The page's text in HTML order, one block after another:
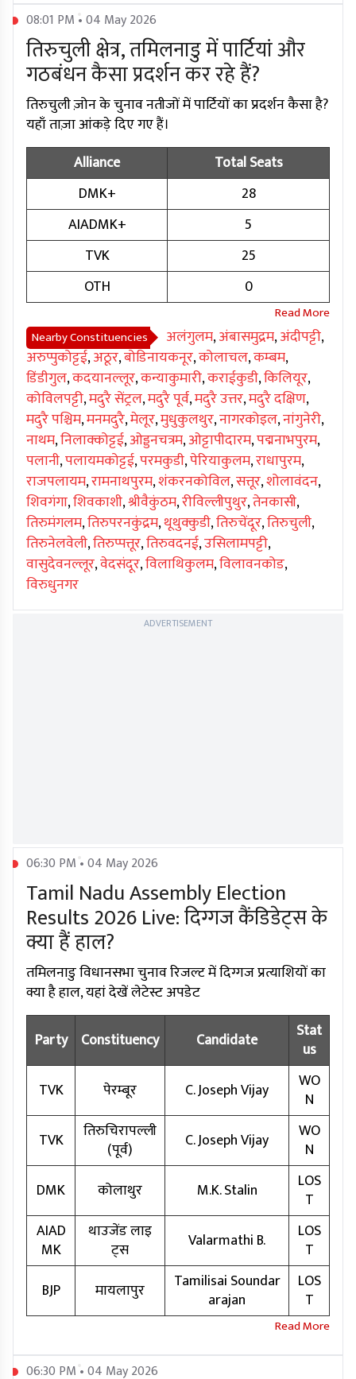
08:01 PM • 04 May 2026
तिरुचुली क्षेत्र, तमिलनाडु में पार्टियां और
गठबंधन कैसा प्रदर्शन कर रहे हैं?
तिरुचुली ज़ोन के चुनाव नतीजों में पार्टियों का प्रदर्शन कैसा है?
यहाँ ताज़ा आंकड़े दिए गए हैं।
Alliance
Total Seats
DMK+
28
AIADMK+
5
TVK
25
OTH
0
Nearby Constituencies अलंगुलम,अंबासमुद्रम,अंदीपट्टी,
अरुप्पुकोट्टई,अठूर,बोडिनायकनूर,कोलाचल,कम्बम,
डिंडीगुल,कदयानल्लूर,कन्याकुमारी,कराईकुडी,किलियूर,
कोविलपट्टी,मदुरै सेंट्रल,मदुरै पूर्व,मदुरै उत्तर,मदुरै दक्षिण,
मदुरै पश्चिम,मनमदुरै,मेलूर,मुधुकुलथुर,नागरकोइल,नांगुनेरी,
नाथम,निलाक्कोट्टई,ओड्डनचत्रम,ओट्टापीदारम,पद्मनाभपुरम,
पलानी,पलायमकोट्टई,परमकुडी,पेरियाकुलम,राधापुरम,
राजपलायम,रामनाथपुरम,शंकरनकोविल,सत्तूर,शोलावंदन,
शिवगंगा,शिवकाशी,श्रीवैकुंठम,रीविल्लीपुथुर,तेनकासी,
तिरुमंगलम,तिरुपरनकुंद्रम,थूथुक्कुडी,तिरुचेंदूर,तिरुचुली,
तिरुनेलवेली,तिरुप्पत्तूर,तिरुवदनई,उसिलामपट्टी,
वासुदेवनल्लूर,वेदसंदूर,विलाथिकुलम,विलावनकोड,
विरुधुनगर
ADVERTISEMENT
06:30 PM • 04 May 2026
Tamil Nadu Assembly Election
Results 2026 Live: दिग्गज कैंडिडेट्स के
क्या हैं हाल?
तमिलनाडु विधानसभा चुनाव रिजल्ट में दिग्गज प्रत्याशियों का
क्या है हाल, यहां देखें लेटेस्ट अपडेट
Party
Constituency Candidate
Stat
us
TVK
पेरम्बूर C. Joseph Vijay
WO
N
TVK
तिरुचिरापल्ली
(पूर्व)
C. Joseph Vijay
WO
N
DMK
कोलाथुर M.K. Stalin
LOS
T
AIAD
MK
थाउजेंड लाइ
ट्स
Valarmathi B.
LOS
T
BJP
मायलापुर
Tamilisai Soundar
arajan
LOS
T
06:30 PM • 04 May 2026